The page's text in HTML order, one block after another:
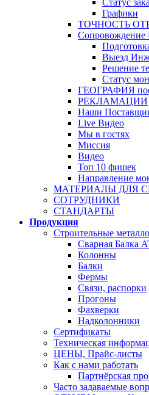
Статус
Графики
ТОЧНОСТЬ
Выезд
Решение
Статус
ГЕОГРАФИЯ
РЕКЛАМАЦИИ
Наши
Live Видео
Мы в гостях
Миссия
Видео
Топ 10 фишек
Направление
МАТЕРИАЛЫ ДЛЯ
СОТРУДНИКИ
СТАНДАРТЫ
Продукция
Строительные
Сварная Балка
Колонны
Балки
Фермы
Связи, распорки
Прогоны
Фахверки
Надколонники
Сертификаты
Техническая
ЦЕНЫ, Прайс-листы
Как с нами работать
Партнёрская
Часто задаваемые